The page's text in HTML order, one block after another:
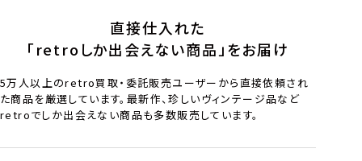
直接仕入れた
「retroしか出会えない商品」をお届け
5万人以上のretro買取・委託販売ユーザーから直接依頼され
た商品を厳選しています。最新作、珍しいヴィンテージ品など
retroでしか出会えない商品も多数販売しています。